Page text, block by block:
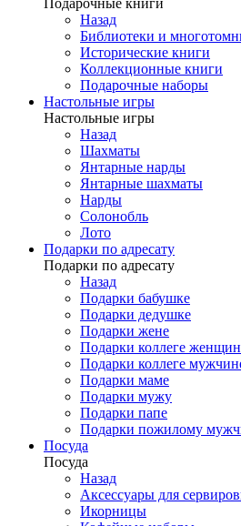
Подарочные книги
Назад
Библиотеки и
Исторические книги
Коллекционные книги
Подарочные наборы
Настольные игры
Настольные игры
Назад
Шахматы
Янтарные нарды
Янтарные шахматы
Нарды
Солонобль
Лото
Подарки по адресату
Подарки по адресату
Назад
Подарки бабушке
Подарки дедушке
Подарки жене
Подарки коллеге
Подарки коллеге
Подарки маме
Подарки мужу
Подарки папе
Подарки пожилому
Посуда
Посуда
Назад
Аксессуары для
Икорницы